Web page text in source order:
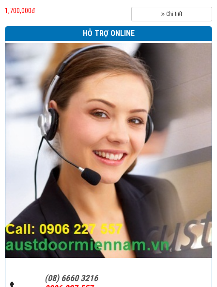
1,700,000đ
Chi tiết
HỖ TRỢ ONLINE
(08) 6660 3216
Cửa tấm lật SWINGBARD
Bộ tời YHFD 300